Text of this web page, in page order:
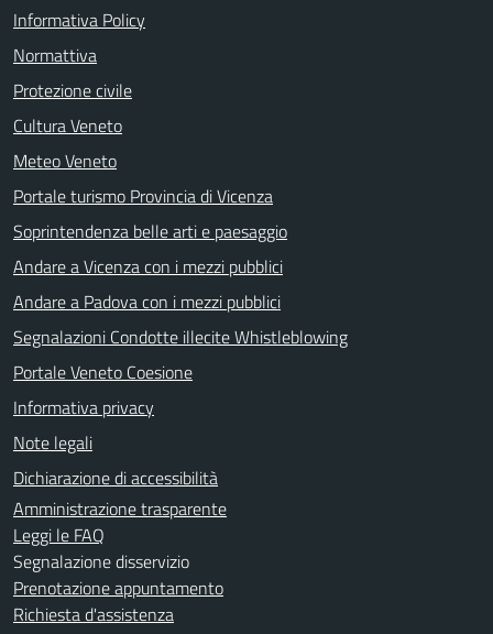
Informativa Policy
Normattiva
Protezione civile
Cultura Veneto
Meteo Veneto
Portale turismo Provincia di Vicenza
Soprintendenza belle arti e paesaggio
Andare a Vicenza con i mezzi pubblici
Andare a Padova con i mezzi pubblici
Segnalazioni Condotte illecite Whistleblowing
Portale Veneto Coesione
Informativa privacy
Note legali
Dichiarazione di accessibilità
Amministrazione trasparente
Leggi le FAQ
Segnalazione disservizio
Prenotazione appuntamento
Richiesta d'assistenza